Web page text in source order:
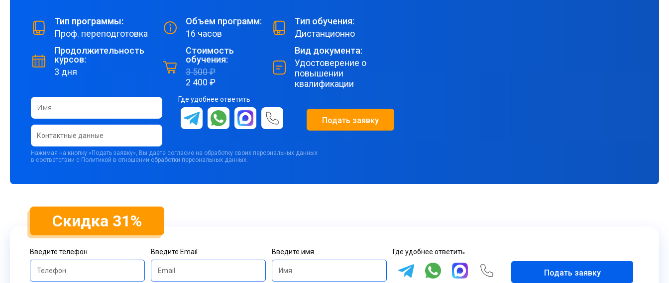
Тип программы:
Проф. переподготовка
Продолжительность
курсов:
3 дня
Объем программ:
16 часов
Стоимость
обучения:
3 500 ₽
2 400 ₽
Тип обучения:
Дистанционно
Вид документа:
Удостоверение о
повышении
квалификации
Где удобнее ответить
Подать заявку
Нажимая на кнопку «Подать заявку», Вы даете согласие на обработку своих персональных данных
в соответствии с Политикой в отношении обработки персональных данных.
Скидка 31%
Введите телефон Введите Email Введите имя Где удобнее ответить
Подать заявку